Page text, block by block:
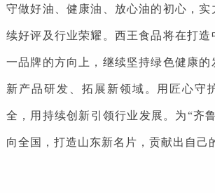
守做好油、健康油、放心油的初心，实
续好评及行业荣耀。西王食品将在打造
一品牌的方向上，继续坚持绿色健康的
新产品研发、拓展新领域。用匠心守
全，用持续创新引领行业发展。为“齐
向全国，打造山东新名片，贡献出自己